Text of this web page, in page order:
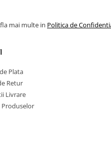
mai multe in Politica de
Plata
Retur
Livrare
Produselor